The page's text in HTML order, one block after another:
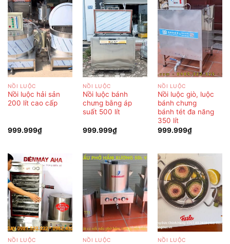
NỒI LUỘC
Nồi luộc hải sản
200 lít cao cấp
999.999₫
NỒI LUỘC
Nồi luộc bánh
chưng bằng áp
suất 500 lít
999.999₫
NỒI LUỘC
Nồi luộc giò, luộc
bánh chưng
bánh tét đa năng
350 lít
999.999₫
NỒI LUỘC NỒI LUỘC NỒI LUỘC